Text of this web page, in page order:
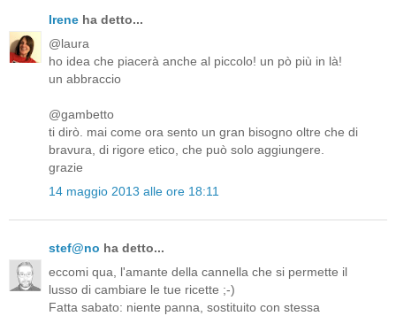
Irene ha detto...
@laura
ho idea che piacerà anche al piccolo! un pò più in là!
un abbraccio
@gambetto
ti dirò. mai come ora sento un gran bisogno oltre che di
bravura, di rigore etico, che può solo aggiungere.
grazie
14 maggio 2013 alle ore 18:11
stef@no ha detto...
eccomi qua, l'amante della cannella che si permette il
lusso di cambiare le tue ricette ;-)
Fatta sabato: niente panna, sostituito con stessa